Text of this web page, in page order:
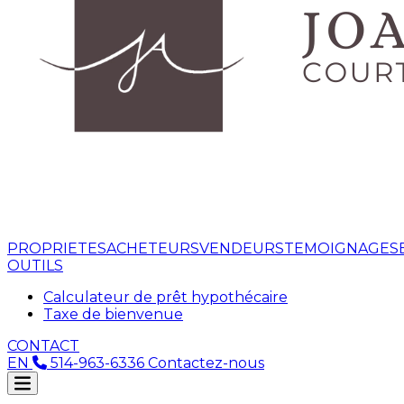
PROPRIETESACHETEURSVENDEURSTEMOIGNAGES
OUTILS
Calculateur de prêt hypothécaire
Taxe de bienvenue
CONTACT
EN
514-963-6336 Contactez-nous